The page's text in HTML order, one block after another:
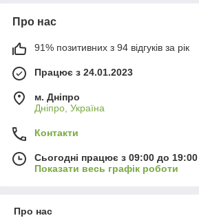
Про нас
91% позитивних з 94 відгуків за рік
Працює з 24.01.2023
м. Дніпро
Дніпро, Україна
Контакти
Сьогодні працює з 09:00 до 19:00
Показати весь графік роботи
Про нас